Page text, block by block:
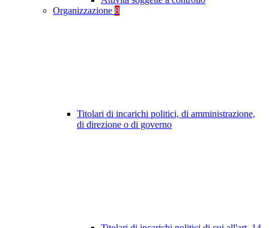
Organizzazione 8
Titolari di incarichi politici, di amministrazione,
di direzione o di governo